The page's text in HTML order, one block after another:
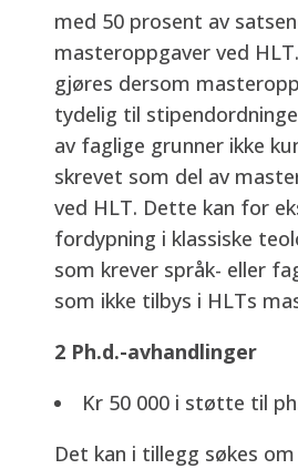
med 50 prosent av
masteroppgaver ved
gjøres dersom
tydelig til
av faglige grunner ikke
skrevet som del av
ved HLT. Dette kan for
fordypning i klassiske
som krever språk- eller
som ikke tilbys i HLTs
2 Ph.d.-avhandlinger
Kr 50 000 i støtte til
Det kan i tillegg søkes